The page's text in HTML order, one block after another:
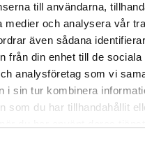
till användarna,
medier och analysera vår
även sådana
från din enhet till de sociala
analysföretag som vi
i sin tur kombinera
som du har tillhandahållit
kräver att du
SVENSSON
2025-05-06
GÖRANSSON